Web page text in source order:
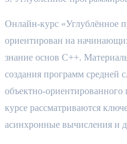
Онлайн-курс «Углублённое
ориентирован на
знание основ C++.
создания программ средней
курсе рассматриваются
асинхронные вычисления и